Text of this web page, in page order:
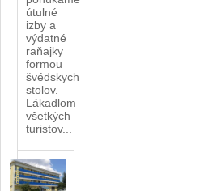
útulné
izby a
výdatné
raňajky
formou
švédskych
stolov.
Lákadlom
všetkých
turistov...